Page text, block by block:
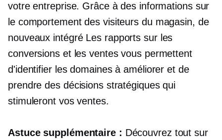
votre entreprise. Grâce à des informations sur
le comportement des visiteurs du magasin, de
nouveaux intégréLes rapports sur les
conversions et les ventes vous permettent
d'identifier les domaines à améliorer et de
prendre des décisions stratégiques qui
stimuleront vos ventes.
Astuce supplémentaire : Découvrez tout sur